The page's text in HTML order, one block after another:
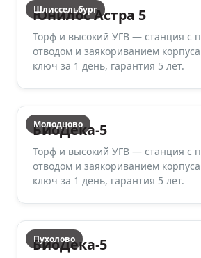
Шлиссельбург
Юнилос Астра 5
Торф и высокий УГВ — станция с
отводом и заякориванием
ключ за 1 день, гарантия 5 лет.
Молодцово
БиоДека-5
Торф и высокий УГВ — станция с
отводом и заякориванием
ключ за 1 день, гарантия 5 лет.
Пухолово
БиоДека-5